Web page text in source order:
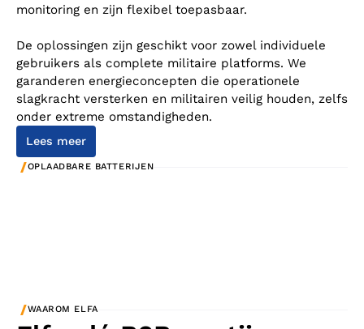
/OPLAADBARE BATTERIJEN
monitoring en zijn flexibel toepasbaar.
De oplossingen zijn geschikt voor zowel individuele
gebruikers als complete militaire platforms. We
garanderen energieconcepten die operationele
slagkracht versterken en militairen veilig houden, zelfs
onder extreme omstandigheden.
Lees meer
/WAAROM ELFA